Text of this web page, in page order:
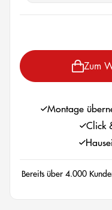
Zum
Montage
Click
Bereits über 4.000